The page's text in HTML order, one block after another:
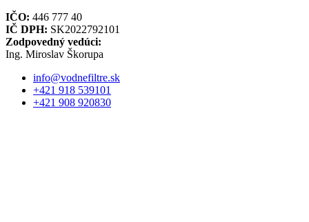
IČO: 446 777 40
IČ DPH: SK2022792101
Zodpovedný vedúci:
Ing. Miroslav Škorupa
info@vodnefiltre.sk
+421 918 539101
+421 908 920830